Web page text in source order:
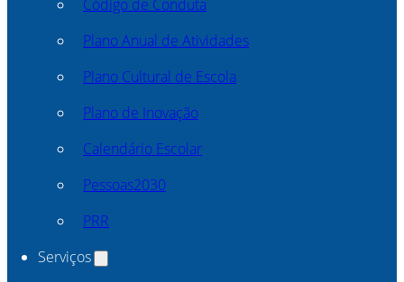
Código de Conduta
Plano Anual de Atividades
Plano Cultural de Escola
Plano de Inovação
Calendário Escolar
Pessoas2030
PRR
Serviços